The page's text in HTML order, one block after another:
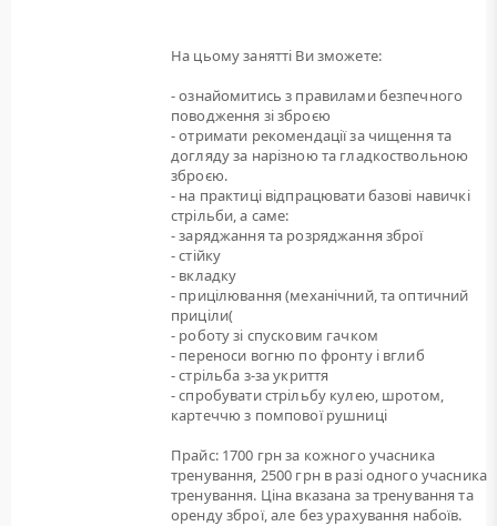
На цьому занятті Ви зможете:
- ознайомитись з правилами безпечного
поводження зі зброєю
- отримати рекомендації за чищення та
догляду за нарізною та гладкоствольною
зброєю.
- на практиці відпрацювати базові навичкі
стрільби, а саме:
- заряджання та розряджання зброї
- стійку
- вкладку
- прицілювання (механічний, та оптичний
приціли(
- роботу зі спусковим гачком
- переноси вогню по фронту і вглиб
- стрільба з-за укриття
- спробувати стрільбу кулею, шротом,
картеччю з помпової рушниці
Прайс: 1700 грн за кожного учасника
тренування, 2500 грн в разі одного учасника
тренування. Ціна вказана за тренування та
оренду зброї, але без урахування набоїв.